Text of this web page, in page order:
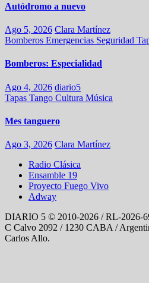
Autódromo a nuevo
Ago 5, 2026 Clara Martínez
Bomberos Emergencias Seguridad
Bomberos: Especialidad
Ago 4, 2026 diario5
Tapas Tango Cultura Música
Mes tanguero
Ago 3, 2026 Clara Martínez
Radio Clásica
Ensamble 19
Proyecto Fuego Vivo
Adway
DIARIO 5 © 2010-2026 / RL-2026-
C Calvo 2092 / 1230 CABA /
Carlos Allo.